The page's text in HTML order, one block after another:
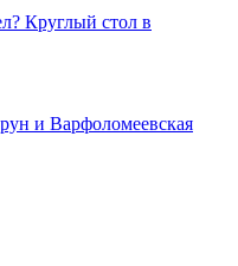
Круглый стол в
и Варфоломеевская